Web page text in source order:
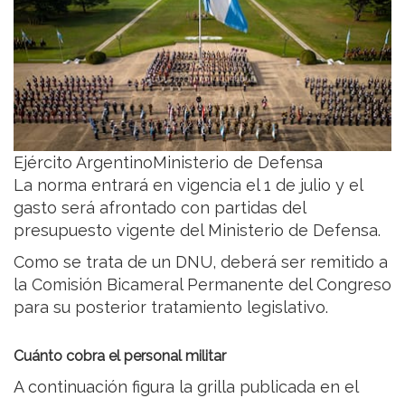
Ejército ArgentinoMinisterio de Defensa
La norma entrará en vigencia el 1 de julio y el
gasto será afrontado con partidas del
presupuesto vigente del Ministerio de Defensa.
Como se trata de un DNU, deberá ser remitido a
la Comisión Bicameral Permanente del Congreso
para su posterior tratamiento legislativo.
Cuánto cobra el personal militar
A continuación figura la grilla publicada en el